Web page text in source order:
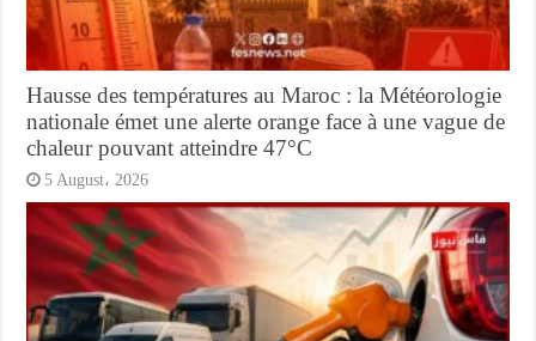
Hausse des températures au Maroc : la Météorologie
nationale émet une alerte orange face à une vague de
chaleur pouvant atteindre 47°C
5 August، 2026